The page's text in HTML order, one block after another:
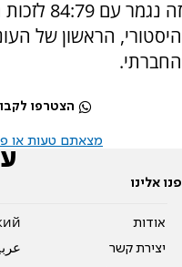
זה נגמר
היסטורי, הראשון של
החברתי.
הצטרפו
מצאתם טעות או
פנו אלינו
אודות
יצירת קשר